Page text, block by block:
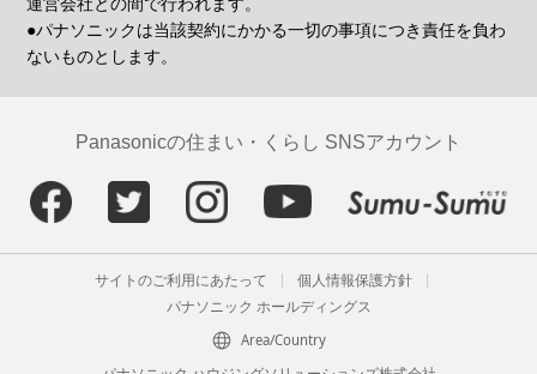
●パナソニックは当該契約にかかる一切の事項につき責任を負わ
ないものとします。
Panasonicの住まい・くらし SNSアカウント
サイトのご利用にあたって
個人情報保護方針
パナソニック ホールディングス
Area/Country